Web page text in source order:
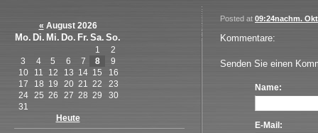
« August 2026
Mo. Di. Mi. Do. Fr. Sa. So.
1
2
3
4 5 6 7 8
9
10
11 12 13 14 15
16
17
18 19 20 21 22
23
24
25 26 27 28 29
30
31
Heute
Posted at 09:24nachm.
Kommentare:
Senden Sie einen
Name:
E-Mail: